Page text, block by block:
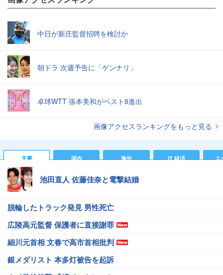
中日が新庄監督招聘を検討か
朝ドラ 次週予告に「ゲンナリ」
卓球WTT 張本美和がベスト8進出
画像アクセスランキングをもっと見る
主要 国内 海外 IT 経済 ス
池田直人 佐藤佳奈と電撃結婚
脱輪したトラック発見 男性死亡
広陵高元監督 保護者に直接謝罪
細川元首相 文春で高市首相批判
銀メダリスト 本多灯被告を起訴